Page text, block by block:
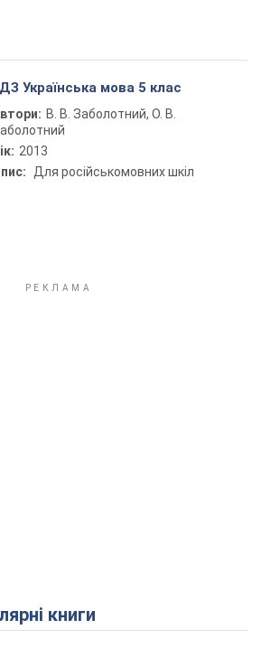
Українська мова 5 клас
В. В. Заболотний, О. В.
2013
Для російськомовних шкіл
книги